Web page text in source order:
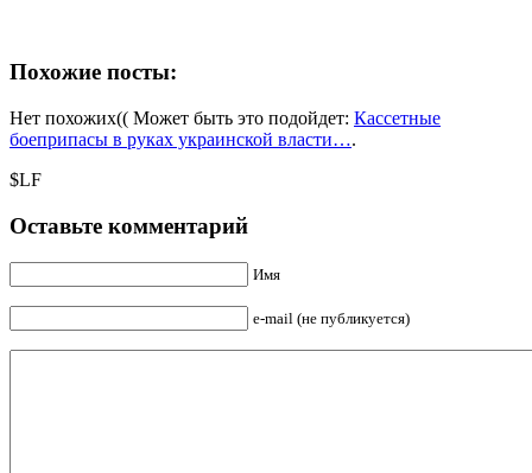
Похожие посты:
Нет похожих(( Может быть это подойдет: Кассетные
боеприпасы в руках украинской власти….
$LF
Оставьте комментарий
Имя
e-mail (не публикуется)